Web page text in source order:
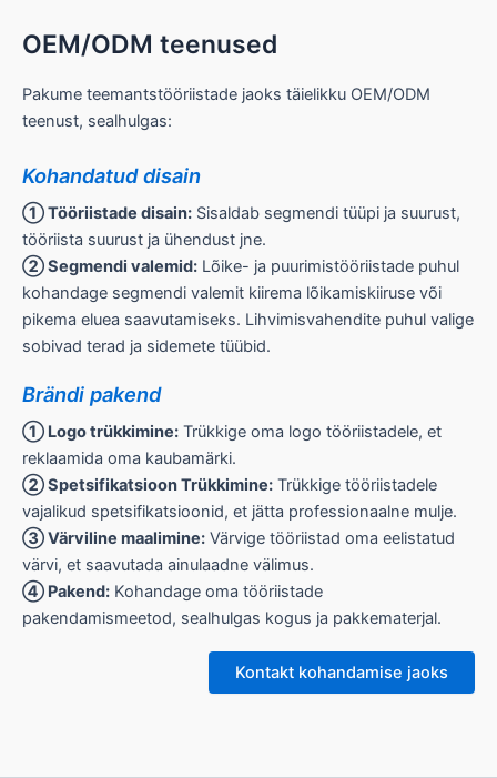
OEM/ODM teenused
Pakume teemantstööriistade jaoks täielikku OEM/ODM
teenust, sealhulgas:
Kohandatud disain
① Tööriistade disain: Sisaldab segmendi tüüpi ja suurust,
tööriista suurust ja ühendust jne.
② Segmendi valemid: Lõike- ja puurimistööriistade puhul
kohandage segmendi valemit kiirema lõikamiskiiruse või
pikema eluea saavutamiseks. Lihvimisvahendite puhul valige
sobivad terad ja sidemete tüübid.
Brändi pakend
① Logo trükkimine: Trükkige oma logo tööriistadele, et
reklaamida oma kaubamärki.
② Spetsifikatsioon Trükkimine: Trükkige tööriistadele
vajalikud spetsifikatsioonid, et jätta professionaalne mulje.
③ Värviline maalimine: Värvige tööriistad oma eelistatud
värvi, et saavutada ainulaadne välimus.
④ Pakend: Kohandage oma tööriistade
pakendamismeetod, sealhulgas kogus ja pakkematerjal.
Kontakt kohandamise jaoks